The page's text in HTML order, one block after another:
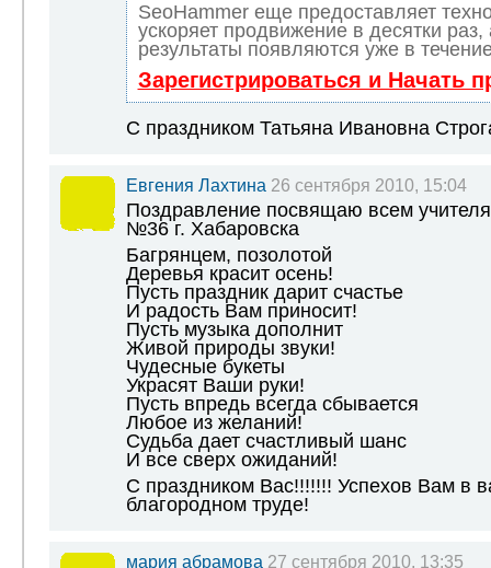
SeoHammer еще предоставляет
ускоряет продвижение в десятки
результаты появляются уже в
Зарегистрироваться и Начать
С праздником Татьяна Ивановна
Евгения Лахтина 26 сентября 2010, 15:04
Поздравление посвящаю всем
№36 г. Хабаровска
Багрянцем, позолотой
Деревья красит осень!
Пусть праздник дарит счастье
И радость Вам приносит!
Пусть музыка дополнит
Живой природы звуки!
Чудесные букеты
Украсят Ваши руки!
Пусть впредь всегда сбывается
Любое из желаний!
Судьба дает счастливый шанс
И все сверх ожиданий!
С праздником Вас!!!!!!! Успехов Вам в
благородном труде!
мария абрамова 27 сентября 2010, 13:35